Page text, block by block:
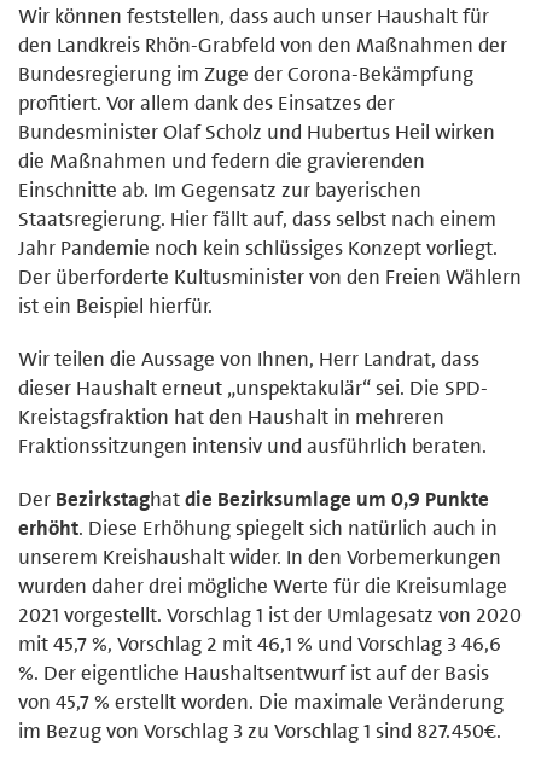
Wir können feststellen, dass auch unser Haushalt für
den Landkreis Rhön-Grabfeld von den Maßnahmen der
Bundesregierung im Zuge der Corona-Bekämpfung
profitiert. Vor allem dank des Einsatzes der
Bundesminister Olaf Scholz und Hubertus Heil wirken
die Maßnahmen und federn die gravierenden
Einschnitte ab. Im Gegensatz zur bayerischen
Staatsregierung. Hier fällt auf, dass selbst nach einem
Jahr Pandemie noch kein schlüssiges Konzept vorliegt.
Der überforderte Kultusminister von den Freien Wählern
ist ein Beispiel hierfür.
Wir teilen die Aussage von Ihnen, Herr Landrat, dass
dieser Haushalt erneut „unspektakulär“ sei. Die SPD-
Kreistagsfraktion hat den Haushalt in mehreren
Fraktionssitzungen intensiv und ausführlich beraten.
Der Bezirkstaghatdie Bezirksumlage um 0,9 Punkte
erhöht. Diese Erhöhung spiegelt sich natürlich auch in
unserem Kreishaushalt wider. In den Vorbemerkungen
wurden daher drei mögliche Werte für die Kreisumlage
2021 vorgestellt. Vorschlag 1 ist der Umlagesatz von 2020
mit 45,7 %, Vorschlag 2 mit 46,1 % und Vorschlag 3 46,6
%. Der eigentliche Haushaltsentwurf ist auf der Basis
von 45,7 % erstellt worden. Die maximale Veränderung
im Bezug von Vorschlag 3 zu Vorschlag 1 sind 827.450€.